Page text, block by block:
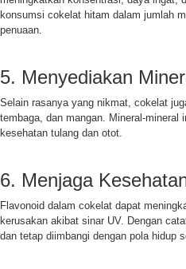
konsumsi cokelat hitam dalam jumlah
penuaan.
5. Menyediakan
Selain rasanya yang nikmat, cokelat
tembaga, dan mangan. Mineral-mineral
kesehatan tulang dan otot.
6. Menjaga
Flavonoid dalam cokelat dapat
kerusakan akibat sinar UV. Dengan
dan tetap diimbangi dengan pola hidup